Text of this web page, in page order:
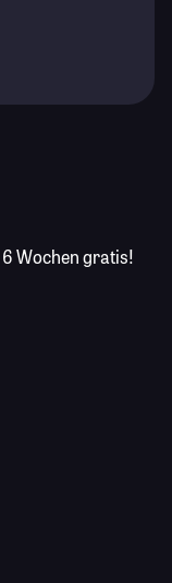
6 Wochen gratis!